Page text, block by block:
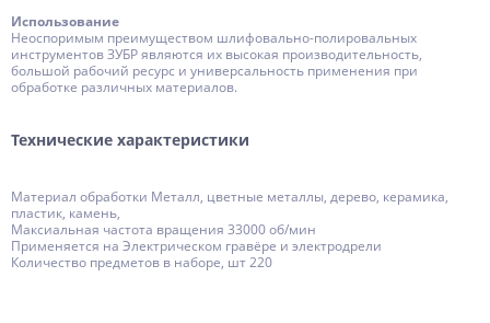
Использование
Неоспоримым преимуществом шлифовально-полировальных
инструментов ЗУБР являются их высокая производительность,
большой рабочий ресурс и универсальность применения при
обработке различных материалов.
Технические характеристики
Материал обработки Металл, цветные металлы, дерево, керамика,
пластик, камень,
Максиальная частота вращения 33000 об/мин
Применяется на Электрическом гравёре и электродрели
Количество предметов в наборе, шт 220